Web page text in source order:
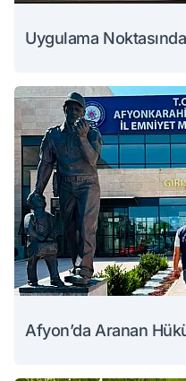
Uygulama
Afyon’da Aranan